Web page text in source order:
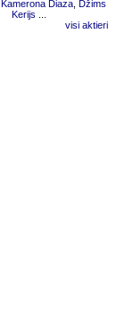
Kamerona Diaza Džims
Kerijs
visi aktieri